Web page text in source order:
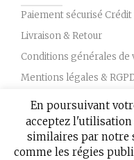
Paiement sécurisé
Livraison & Retour
Conditions générales de
Mentions légales &
Nous contacter
En poursuivant
acceptez l'utilisation
similaires par notre
comme les régies